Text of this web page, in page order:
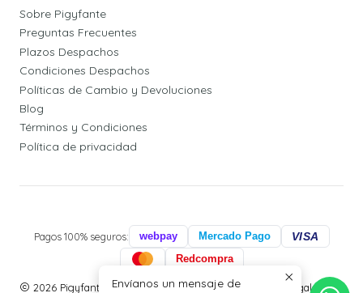
Sobre Pigyfante
Preguntas Frecuentes
Plazos Despachos
Condiciones Despachos
Políticas de Cambio y Devoluciones
Blog
Términos y Condiciones
Política de privacidad
Pagos 100% seguros: webpay Mercado Pago VISA
Redcompra
2026 Pigyfante | Papelería, Agendas Profesionales y Regalos
Envíanos un mensaje de